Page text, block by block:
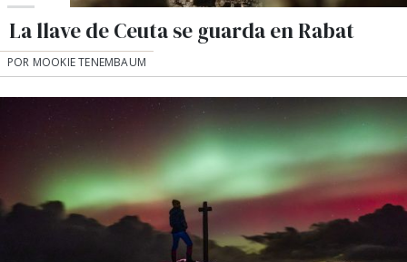
La llave de Ceuta se guarda en Rabat
POR MOOKIE TENEMBAUM